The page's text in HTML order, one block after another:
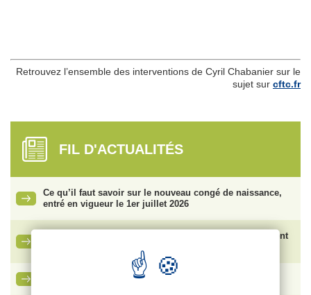
Retrouvez l’ensemble des interventions de Cyril Chabanier sur le
sujet sur cftc.fr
FIL D'ACTUALITÉS
Ce qu’il faut savoir sur le nouveau congé de naissance,
entré en vigueur le 1er juillet 2026
Vente de SFR : face aux risques de plan social, comment
La lettre des cadres – CFTC Cadres